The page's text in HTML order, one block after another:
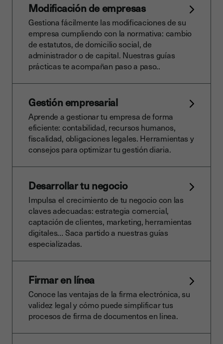
Modificación de empresas
Gestiona fácilmente las modificaciones de su
empresa cumpliendo con la normativa: cambio
de estatutos, de domicilio social, de
administrador o de capital. Nuestras guías
prácticas te acompañan paso a paso..
Gestión empresarial
Aprende a gestionar tu empresa de forma
eficiente: contabilidad, recursos humanos,
fiscalidad, obligaciones legales. Herramientas y
consejos para optimizar tu gestión diaria.
Desarrollar tu negocio
Impulsa el crecimiento de tu negocio con las
claves adecuadas: estrategia comercial,
captación de clientes, marketing, herramientas
digitales… Saca partido a nuestras guías
especializadas.
Firmar en línea
Conoce las ventajas de la firma electrónica, su
validez legal y cómo puede simplificar tus
procesos de firma de documentos en linea.